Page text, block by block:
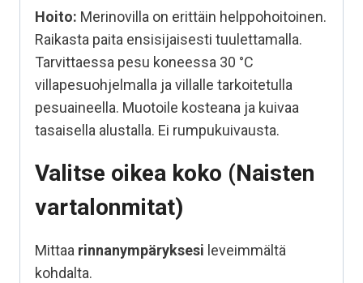
Hoito: Merinovilla on erittäin helppohoitoinen.
Raikasta paita ensisijaisesti tuulettamalla.
Tarvittaessa pesu koneessa 30 °C
villapesuohjelmalla ja villalle tarkoitetulla
pesuaineella. Muotoile kosteana ja kuivaa
tasaisella alustalla. Ei rumpukuivausta.
Valitse oikea koko (Naisten
vartalonmitat)
Mittaa rinnanympäryksesi leveimmältä
kohdalta.